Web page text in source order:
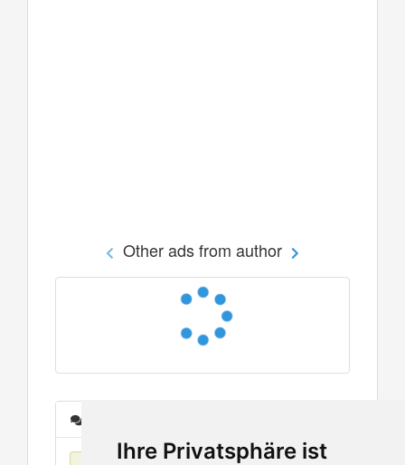
Ihre Privatsphäre ist
Other ads from author